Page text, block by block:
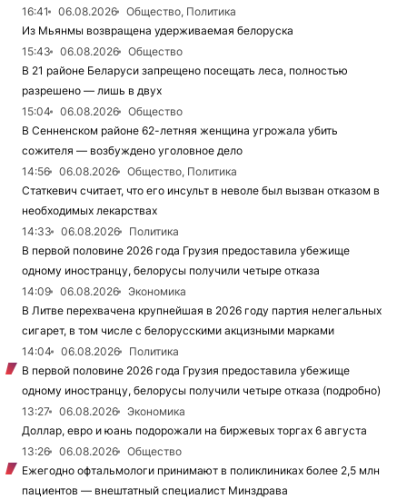
16:41
06.08.2026
Общество, Политика
Из Мьянмы возвращена удерживаемая белоруска
15:43
06.08.2026
Общество
В 21 районе Беларуси запрещено посещать леса, полностью
разрешено — лишь в двух
15:04
06.08.2026
Общество
В Сенненском районе 62-летняя женщина угрожала убить
сожителя — возбуждено уголовное дело
14:56
06.08.2026
Общество, Политика
Статкевич считает, что его инсульт в неволе был вызван отказом в
необходимых лекарствах
14:33
06.08.2026
Политика
В первой половине 2026 года Грузия предоставила убежище
одному иностранцу, белорусы получили четыре отказа
14:09
06.08.2026
Экономика
В Литве перехвачена крупнейшая в 2026 году партия нелегальных
сигарет, в том числе с белорусскими акцизными марками
14:04
06.08.2026
Политика
В первой половине 2026 года Грузия предоставила убежище
одному иностранцу, белорусы получили четыре отказа (подробно)
13:27
06.08.2026
Экономика
Доллар, евро и юань подорожали на биржевых торгах 6 августа
13:26
06.08.2026
Общество
Ежегодно офтальмологи принимают в поликлиниках более 2,5 млн
пациентов — внештатный специалист Минздрава